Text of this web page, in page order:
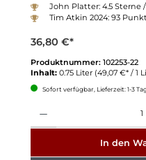
John Platter: 4.5 Sterne
Tim Atkin 2024: 93
36,80 €*
Produktnummer: 102253-22
Inhalt: 0.75 Liter (49,07 €* / 1
Sofort verfügbar, Lieferzeit: 1-3
In den